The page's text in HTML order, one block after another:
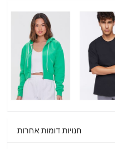
חנויות דומות אחרות